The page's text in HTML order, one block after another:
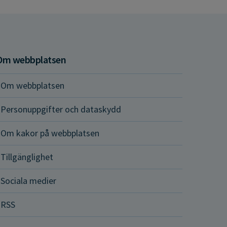
webbplatsen
Om webbplatsen
Personuppgifter och dataskydd
Om kakor på webbplatsen
Tillgänglighet
Sociala medier
RSS